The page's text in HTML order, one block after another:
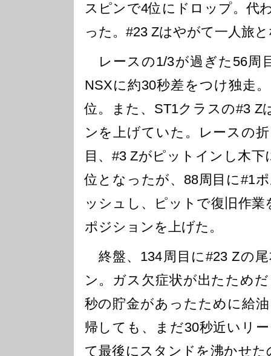
スピンで4位にドロップ。代
った。#23 Zはやがて一人旅
レースの1/3が過ぎた56周
NSXに約30秒差をつけ独走
位。また、ST1クラスの#3 Z
ンを上げていた。レースの
目、#3 Zがピットインし木
位となったが、88周目に#1
ッシュし、ピットで復旧作
ポジションを上げた。
終盤、134周目に#23 Zの
ン。ガス欠症状が出たため
秒の貯金があったために給
帰しても、まだ30秒近いリ
て最後にスタンドを沸かせ